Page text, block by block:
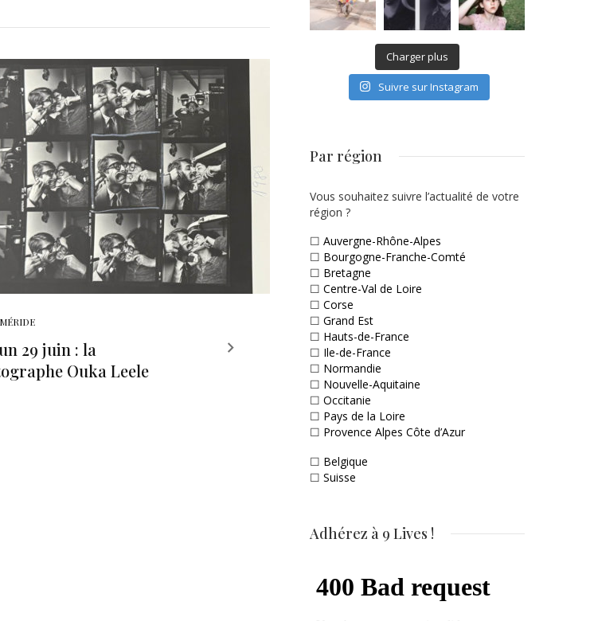
29 juin : la
Ouka Leele
Charger plus
Suivre sur Instagram
Par région
Vous souhaitez suivre l’actualité de votre
région ?
☐ Auvergne-Rhône-Alpes
☐ Bourgogne-Franche-Comté
☐ Bretagne
☐ Centre-Val de Loire
☐ Corse
☐ Grand Est
☐ Hauts-de-France
☐ Ile-de-France
☐ Normandie
☐ Nouvelle-Aquitaine
☐ Occitanie
☐ Pays de la Loire
☐ Provence Alpes Côte d’Azur
☐ Belgique
☐ Suisse
Adhérez à 9 Lives !